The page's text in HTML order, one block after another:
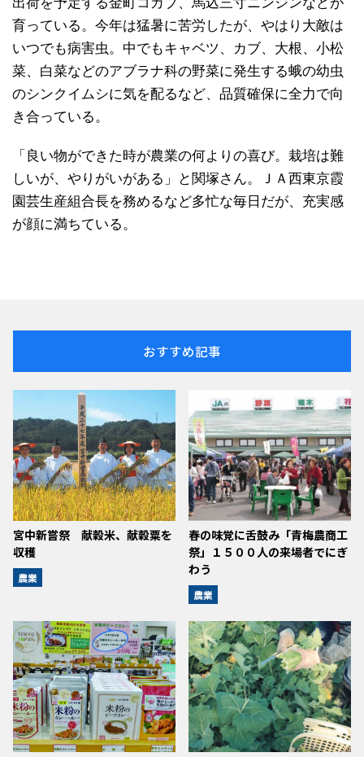
育っている。今年は猛暑に苦労したが、やはり大敵は
いつでも病害虫。中でもキャベツ、カブ、大根、小松
菜、白菜などのアブラナ科の野菜に発生する蛾の幼虫
のシンクイムシに気を配るなど、品質確保に全力で向
き合っている。
「良い物ができた時が農業の何よりの喜び。栽培は難
しいが、やりがいがある」と関塚さん。ＪＡ西東京霞
園芸生産組合長を務めるなど多忙な毎日だが、充実感
が顔に満ちている。
おすすめ記事
宮中新嘗祭 献穀米、献穀粟を
収穫
農業
春の味覚に舌鼓み「青梅農商工
祭」１５００人の来場者でにぎ
わう
農業